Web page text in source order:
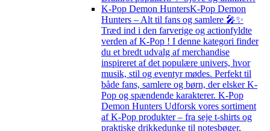
K-Pop Demon HuntersK-Pop Demon
Hunters – Alt til fans og samlere 🎤✨
Træd ind i den farverige og actionfyldte
verden af K-Pop ! I denne kategori finder
du et bredt udvalg af merchandise
inspireret af det populære univers, hvor
musik, stil og eventyr mødes. Perfekt til
både fans, samlere og børn, der elsker K-
Pop og spændende karakterer. K-Pop
Demon Hunters Udforsk vores sortiment
af K-Pop produkter – fra seje t-shirts og
praktiske drikkedunke til notesbøger,